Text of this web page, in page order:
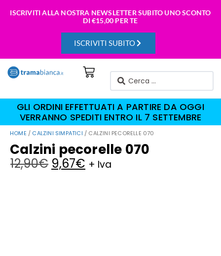
ISCRIVITI ALLA NOSTRA NEWSLETTER SUBITO UNO SCONTO
DI€15,00 PER TE
ISCRIVITI SUBITO
GLI ORDINI EFFETTUATI A PARTIRE DA OGGI
VERRANNO SPEDITI ENTRO IL 7 SETTEMBRE
HOME / CALZINI SIMPATICI / CALZINI PECORELLE 070
Calzini pecorelle 070
12,90€ 9,67€ + Iva